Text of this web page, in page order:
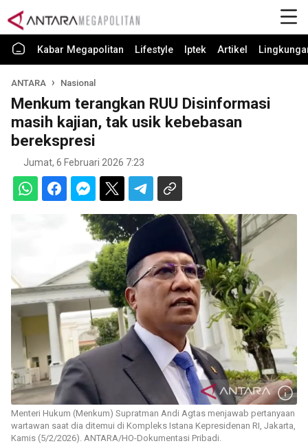
Kabar Megapolitan Lifestyle Iptek Artikel
ANTARA Nasional
Menkum terangkan RUU Disinformasi
masih kajian, tak usik kebebasan
berekspresi
Jumat, 6 Februari 2026 7:23
Menteri Hukum (Menkum) Supratman Andi Agtas menjawab pertanyaan
wartawan saat dia ditemui di Kompleks Istana Kepresidenan RI, Jakarta,
Kamis (5/2/2026). ANTARA/HO-Dokumentasi Pribadi.